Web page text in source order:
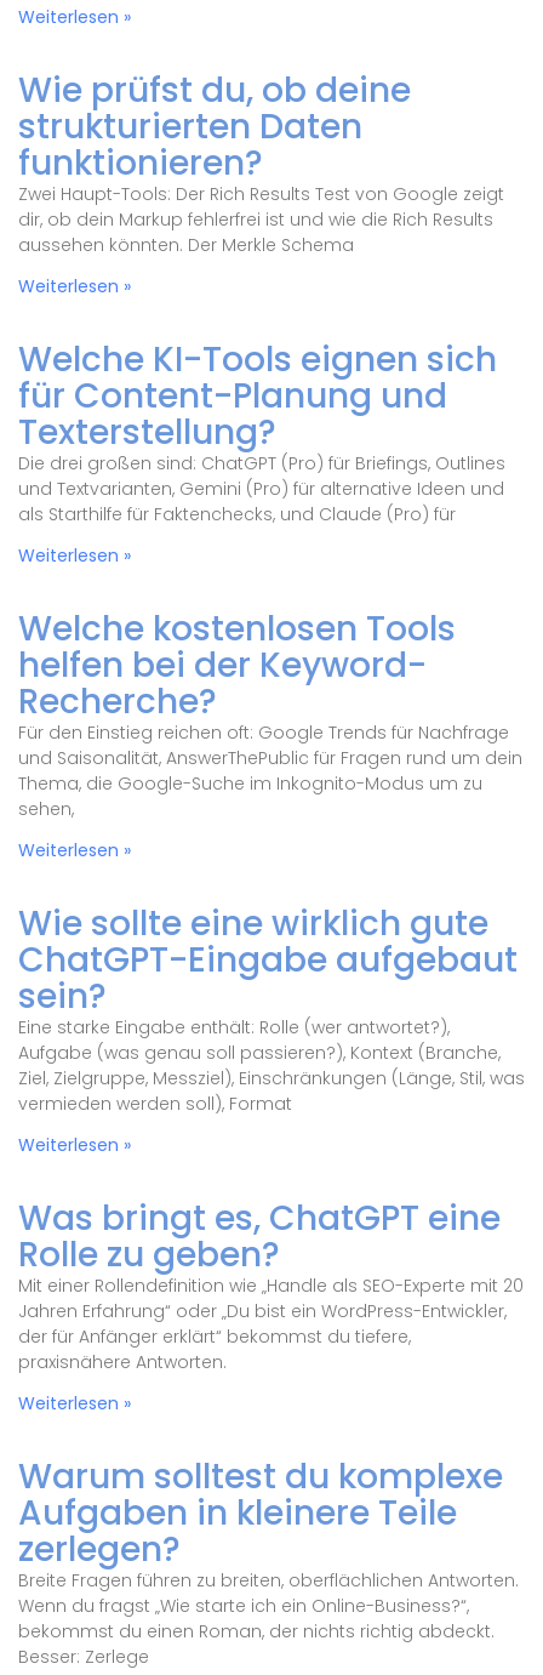
Weiterlesen »
Wie prüfst du, ob deine
strukturierten Daten
funktionieren?
Zwei Haupt-Tools: Der Rich Results Test von Google zeigt
dir, ob dein Markup fehlerfrei ist und wie die Rich Results
aussehen könnten. Der Merkle Schema
Weiterlesen »
Welche KI-Tools eignen sich
für Content-Planung und
Texterstellung?
Die drei großen sind: ChatGPT (Pro) für Briefings, Outlines
und Textvarianten, Gemini (Pro) für alternative Ideen und
als Starthilfe für Faktenchecks, und Claude (Pro) für
Weiterlesen »
Welche kostenlosen Tools
helfen bei der Keyword-
Recherche?
Für den Einstieg reichen oft: Google Trends für Nachfrage
und Saisonalität, AnswerThePublic für Fragen rund um dein
Thema, die Google-Suche im Inkognito-Modus um zu
sehen,
Weiterlesen »
Wie sollte eine wirklich gute
ChatGPT-Eingabe aufgebaut
sein?
Eine starke Eingabe enthält: Rolle (wer antwortet?),
Aufgabe (was genau soll passieren?), Kontext (Branche,
Ziel, Zielgruppe, Messziel), Einschränkungen (Länge, Stil, was
vermieden werden soll), Format
Weiterlesen »
Was bringt es, ChatGPT eine
Rolle zu geben?
Mit einer Rollendefinition wie „Handle als SEO-Experte mit 20
Jahren Erfahrung“ oder „Du bist ein WordPress-Entwickler,
der für Anfänger erklärt“ bekommst du tiefere,
praxisnähere Antworten.
Weiterlesen »
Warum solltest du komplexe
Aufgaben in kleinere Teile
zerlegen?
Breite Fragen führen zu breiten, oberflächlichen Antworten.
Wenn du fragst „Wie starte ich ein Online-Business?“,
bekommst du einen Roman, der nichts richtig abdeckt.
Besser: Zerlege